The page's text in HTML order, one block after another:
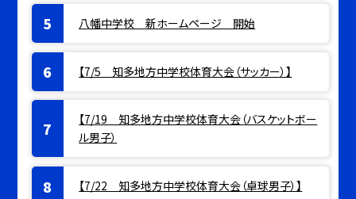
八幡中学校 新ホームページ 開始
【7/5 知多地方中学校体育大会（サッカー）】
【7/19 知多地方中学校体育大会（バスケットボー
ル男子）
【7/22 知多地方中学校体育大会（卓球男子）】